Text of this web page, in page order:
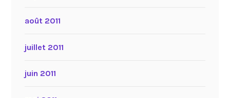
août 2011
juillet 2011
juin 2011